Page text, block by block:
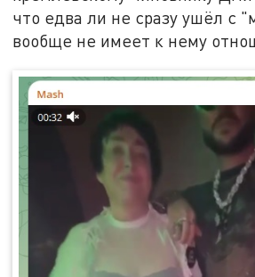
что едва ли не сразу ушёл с
вообще не имеет к нему